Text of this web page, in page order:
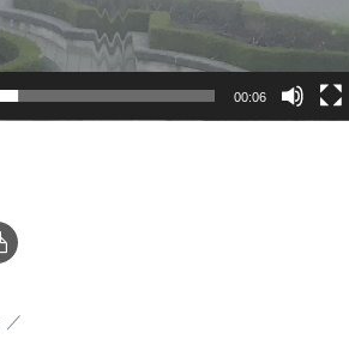
00:06